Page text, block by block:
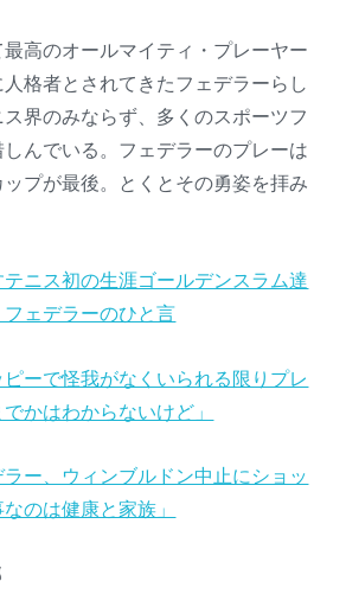
高のオールマイティ・プレーヤー
格者とされてきたフェデラーらし
界のみならず、多くのスポーツフ
んでいる。フェデラーのプレーは
プが最後。とくとその勇姿を拝み
ニス初の生涯ゴールデンスラム達
ェデラーのひと言
ーで怪我がなくいられる限りプレ
かはわからないけど」
ー、ウィンブルドン中止にショッ
のは健康と家族」